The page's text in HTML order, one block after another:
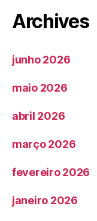
Archives
junho 2026
maio 2026
abril 2026
março 2026
fevereiro 2026
janeiro 2026